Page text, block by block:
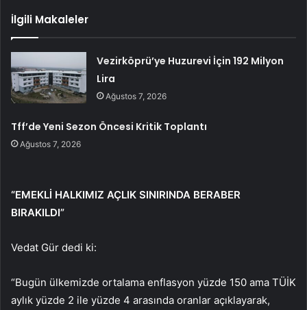
İlgili Makaleler
Vezirköprü’ye Huzurevi İçin 192 Milyon
Lira
Ağustos 7, 2026
Tff’de Yeni Sezon Öncesi Kritik Toplantı
Ağustos 7, 2026
“EMEKLİ HALKIMIZ AÇLIK SINIRINDA BERABER
BIRAKILDI”
Vedat Gür dedi ki:
“Bugün ülkemizde ortalama enflasyon yüzde 150 ama TÜİK
aylık yüzde 2 ile yüzde 4 arasında oranlar açıklayarak,